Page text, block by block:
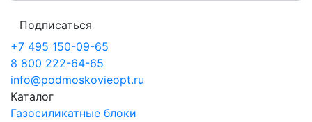
Подписаться
+7 495 150-09-65
8 800 222-64-65
info@podmoskovieopt.ru
Каталог
Газосиликатные блоки